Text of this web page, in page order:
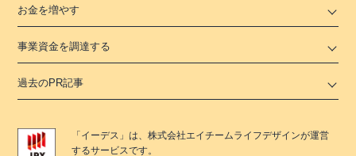
お金を増やす
事業資金を調達する
過去のPR記事
「 イーデス 」は、株式会社エイチームライフデザインが運営
するサービスです。